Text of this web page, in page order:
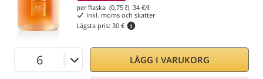
per flaska (0,75 ℓ) 34 €/ℓ
Inkl. moms och skatter
Lägsta pris: 30 €
LÄGG I VARUKORG